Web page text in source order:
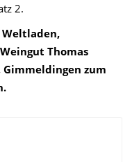
2.
Thomas
zum